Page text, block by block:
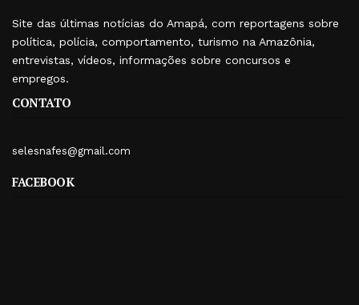
Site das últimas notícias do Amapá, com reportagens sobre
política, polícia, comportamento, turismo na Amazônia,
entrevistas, vídeos, informações sobre concursos e
empregos.
CONTATO
selesnafes@gmail.com
FACEBOOK